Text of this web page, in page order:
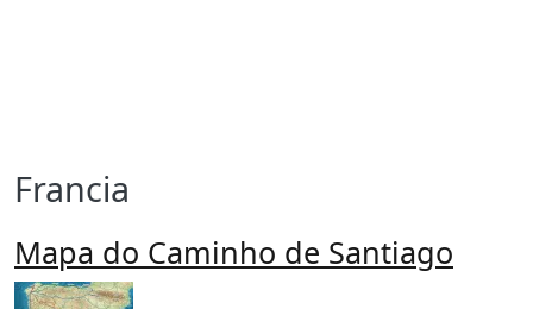
Francia
Mapa do Caminho de Santiago
Imagen